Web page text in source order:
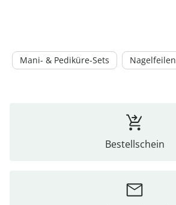
Mani- & Pediküre-Sets Nagelfeilen
Bestellschein